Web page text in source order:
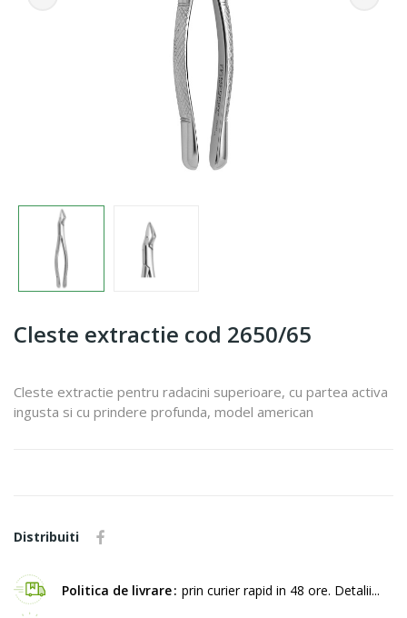
Cleste extractie cod 2650/65
Cleste extractie pentru radacini superioare, cu partea activa
ingusta si cu prindere profunda, model american
Distribuiti
Politica de livrare prin curier rapid in 48 ore. Detalii...